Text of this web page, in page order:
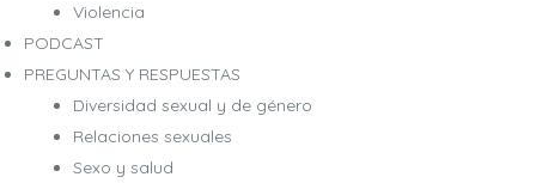
Violencia
PODCAST
PREGUNTAS Y RESPUESTAS
Diversidad sexual y de género
Relaciones sexuales
Sexo y salud